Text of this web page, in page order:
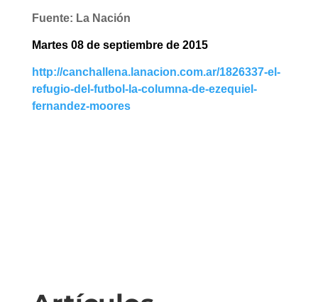
Fuente: La Nación
Martes 08 de septiembre de 2015
http://canchallena.lanacion.com.ar/1826337-el-
refugio-del-futbol-la-columna-de-ezequiel-
fernandez-moores